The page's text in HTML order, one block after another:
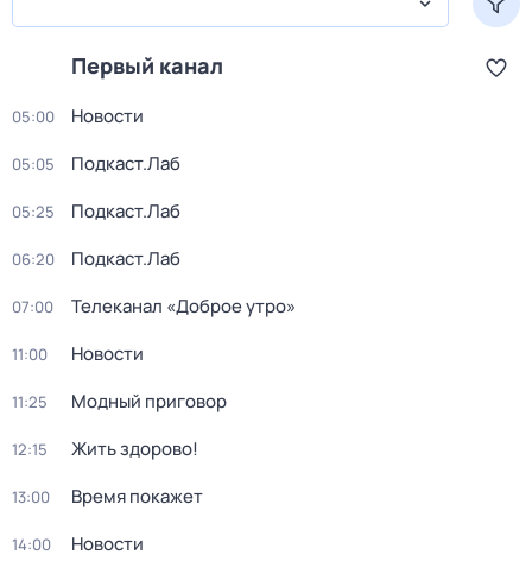
Первый канал
05:00 Новости
05:05 Подкаст.Лаб
05:25 Подкаст.Лаб
06:20 Подкаст.Лаб
07:00 Телеканал «Доброе утро»
11:00 Новости
11:25 Модный приговор
12:15 Жить здорово!
13:00 Время покажет
14:00 Новости